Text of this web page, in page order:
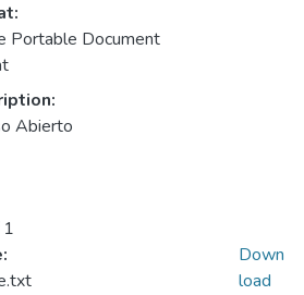
Portable Document
Abierto
Down
load